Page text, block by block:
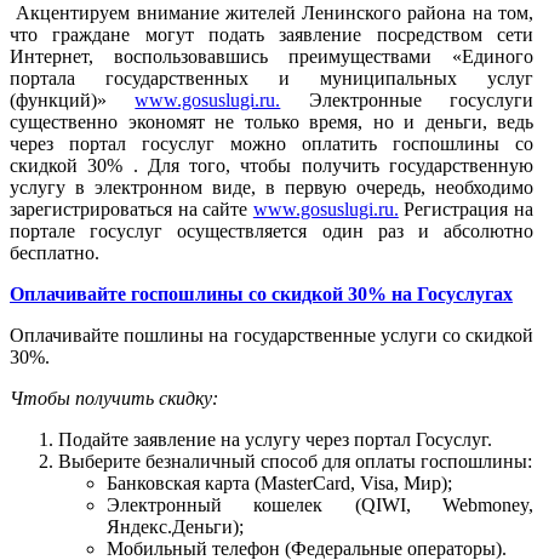
Акцентируем внимание жителей Ленинского района на том,
что граждане могут подать заявление посредством сети
Интернет, воспользовавшись преимуществами «Единого
портала государственных и муниципальных услуг
(функций)»www.gosuslugi.ru. Электронные госуслуги
существенно экономят не только время, но и деньги, ведь
через портал госуслуг можно оплатить госпошлины со
скидкой 30% . Для того, чтобы получить государственную
услугу в электронном виде, в первую очередь, необходимо
зарегистрироваться на сайте www.gosuslugi.ru. Регистрация на
портале госуслуг осуществляется один раз и абсолютно
бесплатно.
Оплачивайте госпошлины со скидкой 30% на Госуслугах
Оплачивайте пошлины на государственные услуги со скидкой
30%.
Чтобы получить скидку:
Подайте заявление на услугу через портал Госуслуг.
Выберите безналичный способ для оплаты госпошлины:
Банковская карта (MasterСard, Visa, Мир);
Электронный кошелек (QIWI, Webmoney,
Яндекс.Деньги);
Мобильный телефон (Федеральные операторы).